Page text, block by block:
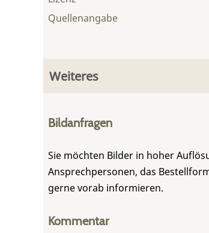
Quellenangabe
Weiteres
Bildanfragen
Sie möchten Bilder in hoher
Ansprechpersonen, das
gerne vorab informieren.
Kommentar